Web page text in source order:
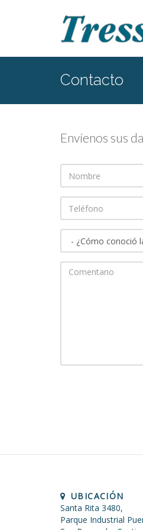
Contacto
Envíenos sus
UBICACIÓN
Santa Rita 3480,
Parque Industrial